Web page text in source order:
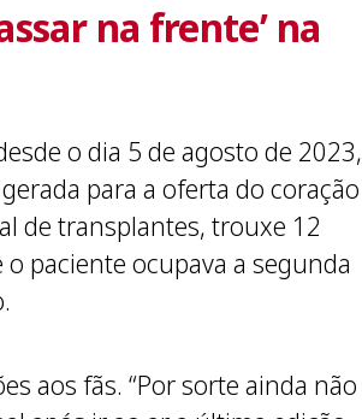
na frente’ na
o dia 5 de agosto de 2023,
para a oferta do coração
de transplantes, trouxe 12
paciente ocupava a segunda
aos fãs. “Por sorte ainda não